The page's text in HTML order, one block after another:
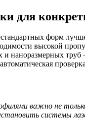
для
форм
высокой
и наноразмерных
важно не
системы